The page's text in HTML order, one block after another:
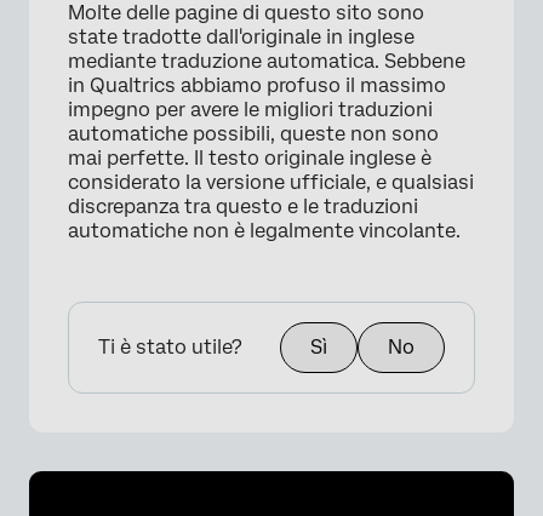
Molte delle pagine di questo sito sono
state tradotte dall'originale in inglese
mediante traduzione automatica. Sebbene
in Qualtrics abbiamo profuso il massimo
impegno per avere le migliori traduzioni
automatiche possibili, queste non sono
mai perfette. Il testo originale inglese è
considerato la versione ufficiale, e qualsiasi
discrepanza tra questo e le traduzioni
automatiche non è legalmente vincolante.
Ti è stato utile? Sì No